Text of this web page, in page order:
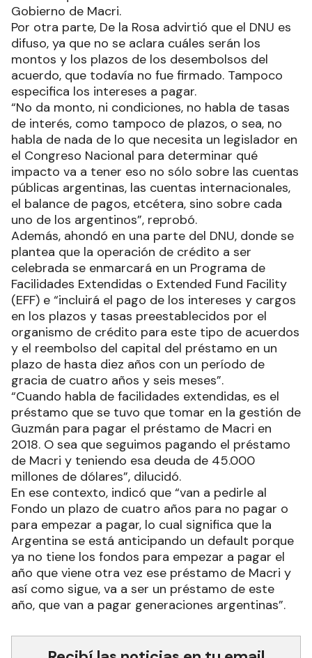
Gobierno de Macri.
Por otra parte, De la Rosa advirtió que el DNU es
difuso, ya que no se aclara cuáles serán los
montos y los plazos de los desembolsos del
acuerdo, que todavía no fue firmado. Tampoco
especifica los intereses a pagar.
“No da monto, ni condiciones, no habla de tasas
de interés, como tampoco de plazos, o sea, no
habla de nada de lo que necesita un legislador en
el Congreso Nacional para determinar qué
impacto va a tener eso no sólo sobre las cuentas
públicas argentinas, las cuentas internacionales,
el balance de pagos, etcétera, sino sobre cada
uno de los argentinos”, reprobó.
Además, ahondó en una parte del DNU, donde se
plantea que la operación de crédito a ser
celebrada se enmarcará en un Programa de
Facilidades Extendidas o Extended Fund Facility
(EFF) e “incluirá el pago de los intereses y cargos
en los plazos y tasas preestablecidos por el
organismo de crédito para este tipo de acuerdos
y el reembolso del capital del préstamo en un
plazo de hasta diez años con un período de
gracia de cuatro años y seis meses”.
“Cuando habla de facilidades extendidas, es el
préstamo que se tuvo que tomar en la gestión de
Guzmán para pagar el préstamo de Macri en
2018. O sea que seguimos pagando el préstamo
de Macri y teniendo esa deuda de 45.000
millones de dólares”, dilucidó.
En ese contexto, indicó que “van a pedirle al
Fondo un plazo de cuatro años para no pagar o
para empezar a pagar, lo cual significa que la
Argentina se está anticipando un default porque
ya no tiene los fondos para empezar a pagar el
año que viene otra vez ese préstamo de Macri y
así como sigue, va a ser un préstamo de este
año, que van a pagar generaciones argentinas”.